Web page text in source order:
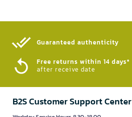
Guaranteed authenticity​
Free returns within 14 days*
after receive date
B2S Customer Support Center